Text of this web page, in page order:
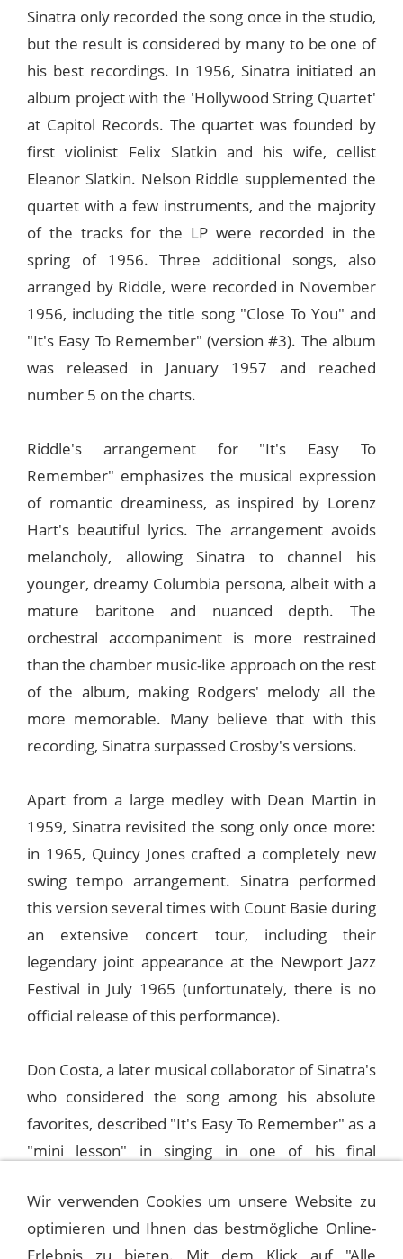
Sinatra only recorded the song once in the studio,
but the result is considered by many to be one of
his best recordings. In 1956, Sinatra initiated an
album project with the 'Hollywood String Quartet'
at Capitol Records. The quartet was founded by
first violinist Felix Slatkin and his wife, cellist
Eleanor Slatkin. Nelson Riddle supplemented the
quartet with a few instruments, and the majority
of the tracks for the LP were recorded in the
spring of 1956. Three additional songs, also
arranged by Riddle, were recorded in November
1956, including the title song "Close To You" and
"It's Easy To Remember" (version #3). The album
was released in January 1957 and reached
number 5 on the charts.
Riddle's arrangement for "It's Easy To
Remember" emphasizes the musical expression
of romantic dreaminess, as inspired by Lorenz
Hart's beautiful lyrics. The arrangement avoids
melancholy, allowing Sinatra to channel his
younger, dreamy Columbia persona, albeit with a
mature baritone and nuanced depth. The
orchestral accompaniment is more restrained
than the chamber music-like approach on the rest
of the album, making Rodgers' melody all the
more memorable. Many believe that with this
recording, Sinatra surpassed Crosby's versions.
Apart from a large medley with Dean Martin in
1959, Sinatra revisited the song only once more:
in 1965, Quincy Jones crafted a completely new
swing tempo arrangement. Sinatra performed
this version several times with Count Basie during
an extensive concert tour, including their
legendary joint appearance at the Newport Jazz
Festival in July 1965 (unfortunately, there is no
official release of this performance).
Don Costa, a later musical collaborator of Sinatra's
who considered the song among his absolute
favorites, described "It's Easy To Remember" as a
"mini lesson" in singing in one of his final
because it is perfect. Easy to remember, but
impossible to forget.”
Wir verwenden Cookies um unsere Website zu
optimieren und Ihnen das bestmögliche Online-